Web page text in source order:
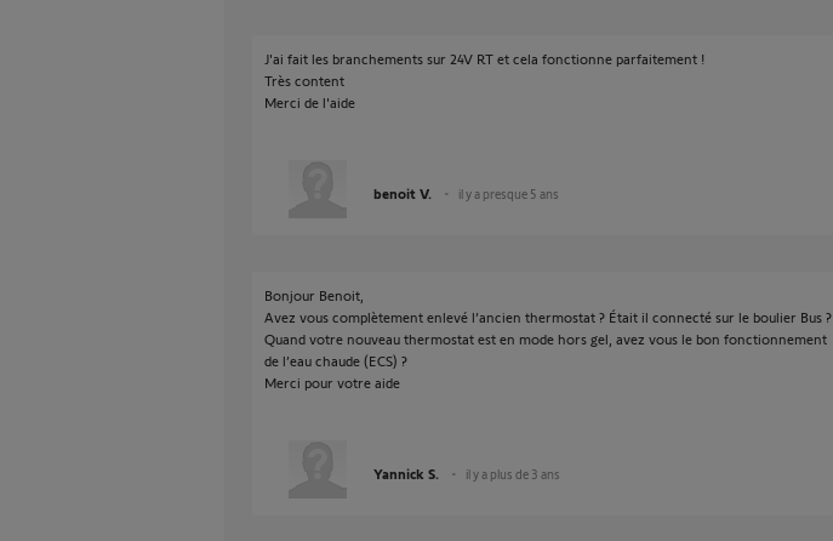
J'ai fait les branchements sur 24V RT et cela fonctionne parfaitement !
Très content
Merci de l'aide
benoit V. il y a presque 5 ans
Bonjour Benoit,
Avez vous complètement enlevé l’ancien thermostat ? Était il connecté sur le boulier Bus ?
Quand votre nouveau thermostat est en mode hors gel, avez vous le bon fonctionnement
de l’eau chaude (ECS) ?
Merci pour votre aide
Yannick S. il y a plus de 3 ans